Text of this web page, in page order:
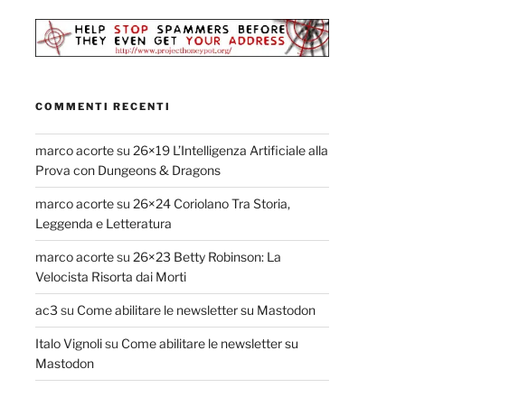
COMMENTI RECENTI
marco acortesu 26×19 L’Intelligenza Artificiale alla
Prova con Dungeons & Dragons
marco acortesu 26×24 Coriolano Tra Storia,
Leggenda e Letteratura
marco acortesu 26×23 Betty Robinson: La
Velocista Risorta dai Morti
ac3 su Come abilitare le newsletter su Mastodon
Italo Vignolisu Come abilitare le newsletter su
Mastodon